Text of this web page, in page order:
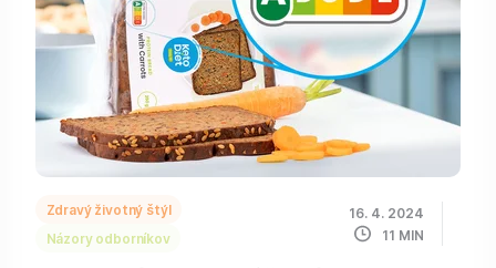
Zdravý životný štýl
Názory odborníkov
16. 4. 2024
11 MIN